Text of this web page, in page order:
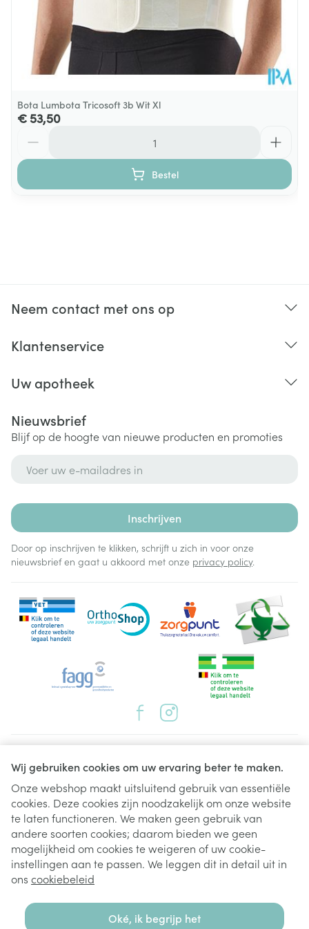
Wij gebruiken cookies om uw ervaring beter te maken.
Onze webshop maakt uitsluitend gebruik van essentiële
cookies. Deze cookies zijn noodzakelijk om onze website
te laten functioneren. We maken geen gebruik van
andere soorten cookies; daarom bieden we geen
mogelijkheid om cookies te weigeren of uw cookie-
instellingen aan te passen. We leggen dit in detail uit in
ons cookiebeleid
Oké, ik begrijp het
Bota Lumbota Tricosoft 3b Wit Xl
€ 53,50
Bestel
Neem contact met ons op
Klantenservice
Uw apotheek
Nieuwsbrief
Blijf op de hoogte van nieuwe producten en promoties
Inschrijven
Door op inschrijven te klikken, schrijft u zich in voor onze
nieuwsbrief en gaat u akkoord met onze privacy policy.
Juridische links